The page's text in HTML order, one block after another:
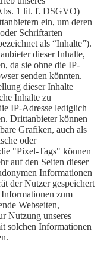
1 lit. f. DSGVO)
ein, um deren
Schriftarten
als “Inhalte”).
dieser Inhalte,
da sie ohne die IP-
senden könnten.
dieser Inhalte
Inhalte zu
IP-Adresse lediglich
Drittanbieter können
Grafiken, auch als
oder
"Pixel-Tags" können
auf den Seiten dieser
Informationen
der Nutzer gespeichert
zum
Webseiten,
Nutzung unseres
solchen Informationen